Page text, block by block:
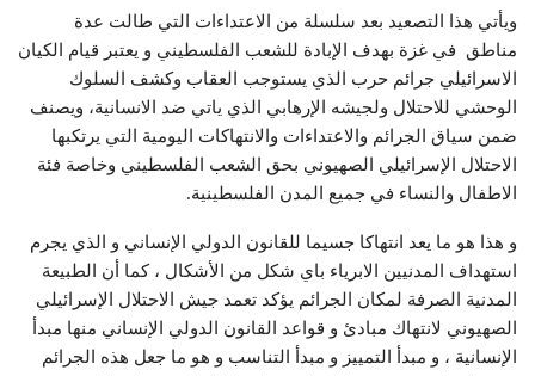
ويأتي هذا التصعيد بعد سلسلة من الاعتداءات التي طالت عدة
مناطق في غزة بهدف الإبادة للشعب الفلسطيني و يعتبر قيام الكيان
الاسرائيلي جرائم حرب الذي يستوجب العقاب وكشف السلوك
الوحشي للاحتلال ولجيشه الإرهابي الذي ياتي ضد الانسانية، ويصنف
ضمن سياق الجرائم والاعتداءات والانتهاكات اليومية التي يرتكبها
الاحتلال الإسرائيلي الصهيوني بحق الشعب الفلسطيني وخاصة فئة
الاطفال والنساء في جميع المدن الفلسطينية.
و هذا هو ما يعد انتهاكا جسيما للقانون الدولي الإنساني و الذي يجرم
استهداف المدنيين الابرياء باي شكل من الأشكال ، كما أن الطبيعة
المدنية الصرفة لمكان الجرائم يؤكد تعمد جيش الاحتلال الإسرائيلي
الصهيوني لانتهاك مبادئ و قواعد القانون الدولي الإنساني منها مبدأ
الإنسانية ، و مبدأ التمييز و مبدأ التناسب و هو ما جعل هذه الجرائم